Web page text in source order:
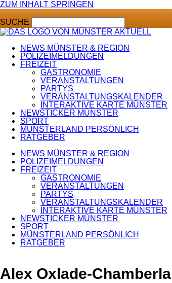
ZUM INHALT SPRINGEN
SUCHE
NEWS MÜNSTER & REGION
POLIZEIMELDUNGEN
FREIZEIT
GASTRONOMIE
VERANSTALTUNGEN
PARTYS
VERANSTALTUNGSKALENDER
INTERAKTIVE KARTE MÜNSTER
NEWSTICKER MÜNSTER
SPORT
MÜNSTERLAND PERSÖNLICH
RATGEBER
NEWS MÜNSTER & REGION
POLIZEIMELDUNGEN
FREIZEIT
GASTRONOMIE
VERANSTALTUNGEN
PARTYS
VERANSTALTUNGSKALENDER
INTERAKTIVE KARTE MÜNSTER
NEWSTICKER MÜNSTER
SPORT
MÜNSTERLAND PERSÖNLICH
RATGEBER
ANZEIGE
Alex Oxlade-